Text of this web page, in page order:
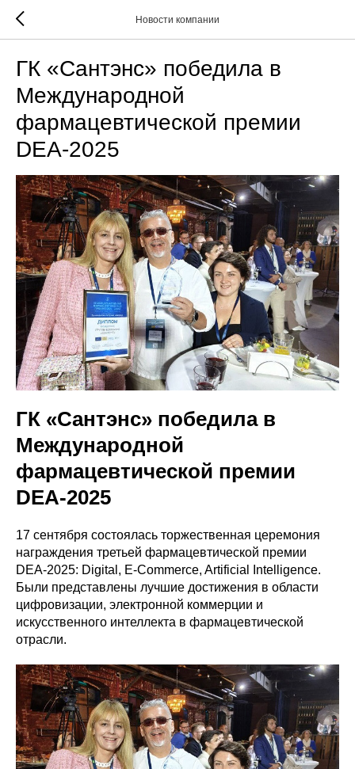
Новости компании
ГК «Сантэнс» победила в
Международной
фармацевтической премии
DEA-2025
ГК «Сантэнс» победила в
Международной
фармацевтической премии
DEA-2025
17 сентября состоялась торжественная церемония
награждения третьей фармацевтической премии
DEA-2025: Digital, E-Commerce, Artificial Intelligence.
Были представлены лучшие достижения в области
цифровизации, электронной коммерции и
искусственного интеллекта в фармацевтической
отрасли.